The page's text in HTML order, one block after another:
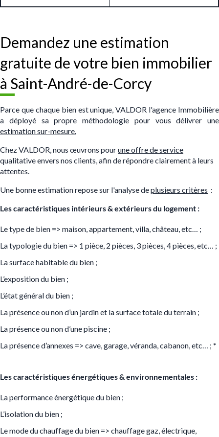
Demandez une estimation
gratuite de votre bien immobilier
à Saint-André-de-Corcy
Parce que chaque bien est unique, VALDOR l'agence Immobilière
a déployé sa propre méthodologie pour vous délivrer une
estimation sur-mesure.
Chez VALDOR, nous œuvrons pourune offre de service
qualitative envers nos clients, afin de répondre clairement à leurs
attentes.
Une bonne estimation repose sur l'analyse deplusieurs critères :
Les caractéristiques intérieurs & extérieurs du logement :
Le type de bien => maison, appartement, villa, château, etc… ;
La typologie du bien => 1 pièce, 2 pièces, 3 pièces, 4 pièces, etc… ;
La surface habitable du bien ;
L’exposition du bien ;
L’état général du bien ;
La présence ou non d’un jardin et la surface totale du terrain ;
La présence ou non d’une piscine ;
La présence d’annexes => cave, garage, véranda, cabanon, etc… ; *
Les caractéristiques énergétiques & environnementales :
La performance énergétique du bien ;
L’isolation du bien ;
Le mode du chauffage du bien => chauffage gaz, électrique,